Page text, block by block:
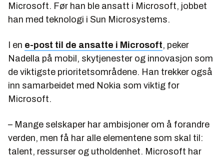
Microsoft. Før han ble ansatt i Microsoft, jobbet
han med teknologi i Sun Microsystems.
I en e-post til de ansatte i Microsoft, peker
Nadella på mobil, skytjenester og innovasjon som
de viktigste prioritetsområdene. Han trekker også
inn samarbeidet med Nokia som viktig for
Microsoft.
– Mange selskaper har ambisjoner om å forandre
verden, men få har alle elementene som skal til:
talent, ressurser og utholdenhet. Microsoft har